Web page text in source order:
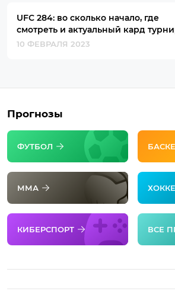
UFC 284: во сколько начало, где
смотреть и актуальный кард
10 ФЕВРАЛЯ 2023
Прогнозы
ФУТБОЛ
ММА
КИБЕРСПОРТ ВСЕ